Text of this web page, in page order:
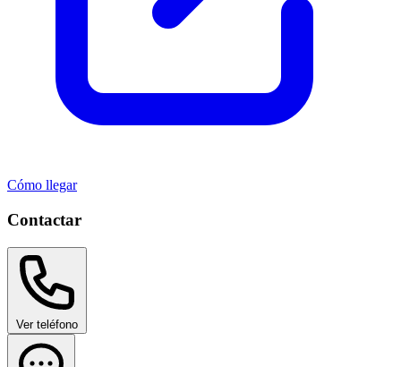
Cómo llegar
Contactar
Ver teléfono